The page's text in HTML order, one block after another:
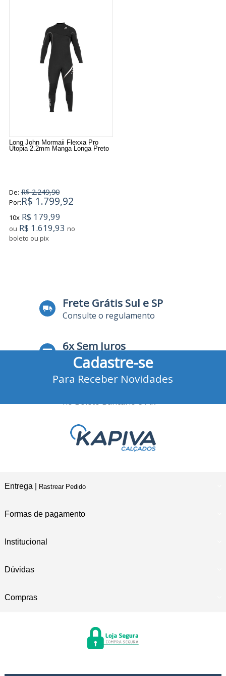
Long John Mormaii Flexxa Pro
Utopia 2.2mm Manga Longa Preto
De: R$ 2.249,90
Por:R$ 1.799,92
10x R$ 179,99
ou R$ 1.619,93 no
boleto ou pix
Frete Grátis Sul e SP
Consulte o regulamento
6x Sem Juros
no Cartão de Crédito
no Boleto Bancário e Pix
Cadastre-se
Para Receber Novidades
Entrega | Rastrear Pedido
Formas de pagamento
Institucional
Dúvidas
Compras